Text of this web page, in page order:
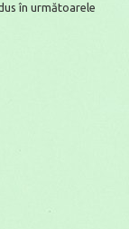
în următoarele